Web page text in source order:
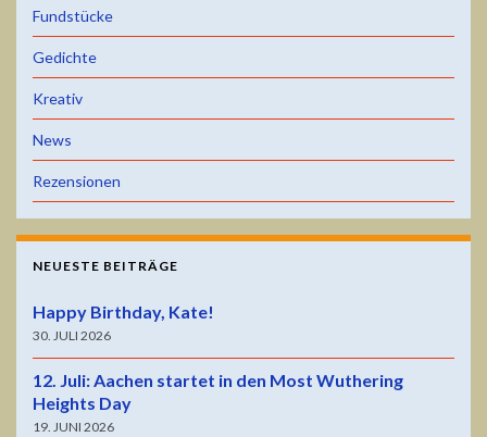
Fundstücke
Gedichte
Kreativ
News
Rezensionen
NEUESTE BEITRÄGE
Happy Birthday, Kate!
30. JULI 2026
12. Juli: Aachen startet in den Most Wuthering
Heights Day
19. JUNI 2026